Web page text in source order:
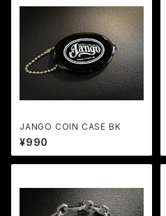
JANGO COIN CASE BK
¥990